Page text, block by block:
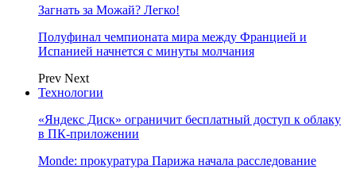
Загнать за Можай? Легко!
Полуфинал чемпионата мира между Францией и
Испанией начнется с минуты молчания
Prev Next
Технологии
«Яндекс Диск» ограничит бесплатный доступ к облаку
в ПК-приложении
Monde: прокуратура Парижа начала расследование